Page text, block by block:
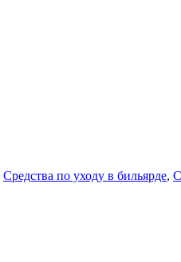
Средства по уходу в бильярде,